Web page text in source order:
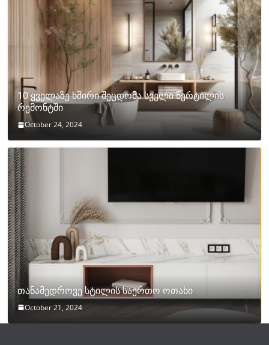
10 ყველაზე ხშირი შეცდომა სველი წერტილის
რემონტში
October 24, 2024
თანამედროვე სტილის საერთო ოთახი
October 21, 2024